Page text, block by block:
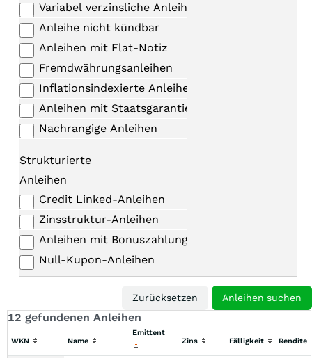
Variabel verzinsliche Anleihen
Anleihe nicht kündbar
Anleihen mit Flat-Notiz
Fremdwährungsanleihen
Inflationsindexierte Anleihen
Anleihen mit Staatsgarantie
Nachrangige Anleihen
Strukturierte
Anleihen
Credit Linked-Anleihen
Zinsstruktur-Anleihen
Anleihen mit Bonuszahlungen
Null-Kupon-Anleihen
12 gefundenen Anleihen
WKN Name
Emittent
Zins
Fälligkeit Rendite